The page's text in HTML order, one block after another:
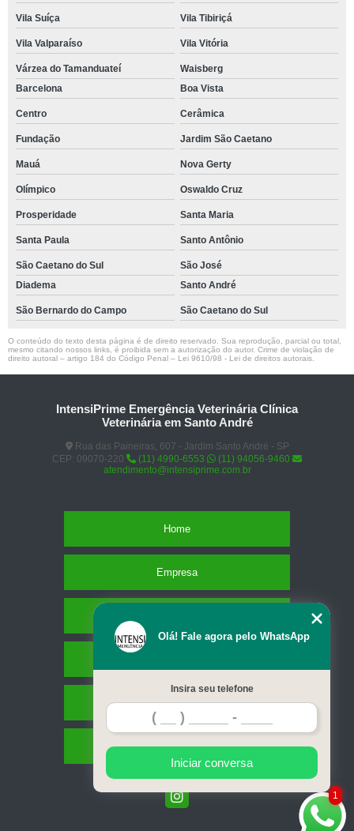
Vila Suíça Vila Tibiriçá
Vila Valparaíso Vila Vitória
Várzea do Tamanduateí
Waisberg
Barcelona
Boa Vista
Centro Cerâmica
Fundação Jardim São Caetano
Mauá Nova Gerty
Olímpico Oswaldo Cruz
Prosperidade Santa Maria
Santa Paula Santo Antônio
São Caetano do Sul
São José
Diadema
Santo André
São Bernardo do Campo São Caetano do Sul
O conteúdo do texto desta página é de direito reservado. Sua reprodução, parcial ou total,
mesmo citando nossos links, é proibida sem a autorização do autor. Crime de violação de
direito autoral – artigo 184 do Código Penal – Lei 9610/98 - Lei de direitos autorais
IntensiPrime Emergência Veterinária Clínica
Veterinária em Santo André
Rua das Paineiras, 607 - Jardim Santo André - SP
CEP: 09070-220
(11) 4990-6553
(11) 94056-9460
atendimento@intensiprime.com.br
Home
Empresa
Contato
Mapa do site
1
Olá! Fale agora pelo WhatsApp
Insira seu telefone
Iniciar conversa